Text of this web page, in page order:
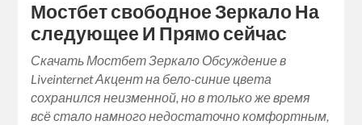
Мостбет свободное Зеркало На
следующее И Прямо сейчас
Скачать Мостбет Зеркало Обсуждение в
Liveinternet Акцент на бело-синие цвета
сохранился неизменной, но в только же время
всё стало намного недостаточно комфортным,